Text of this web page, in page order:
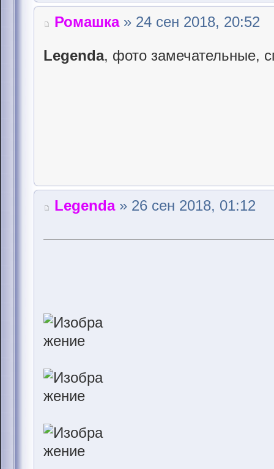
Ромашка» 24 сен 2018, 20:52
Legenda, фото замечательные,
Legenda» 26 сен 2018, 01:12